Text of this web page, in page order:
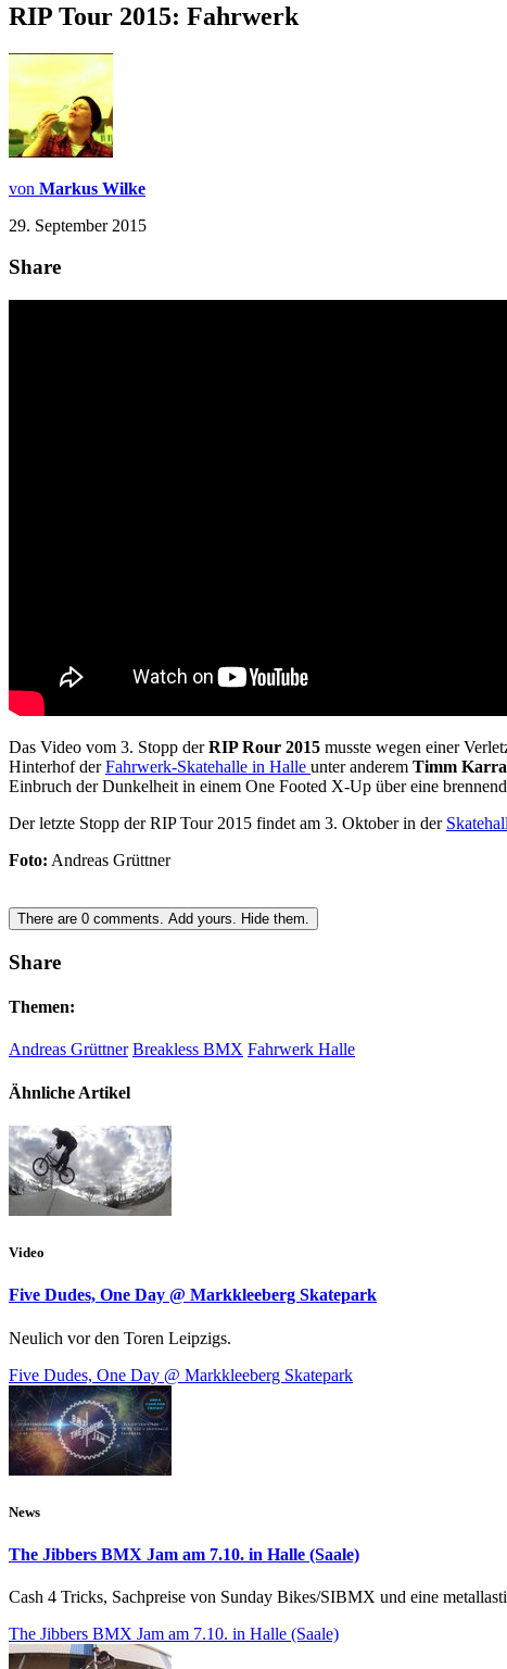
RIP Tour 2015: Fahrwerk
von Markus Wilke
29. September 2015
Share
Das Video vom 3. Stopp derRIP Rour 2015 musste wegen einer
Hinterhof derFahrwerk-Skatehalle in Halle unter anderem Timm
Einbruch der Dunkelheit in einem One Footed X-Up über eine
Der letzte Stopp der RIP Tour 2015 findet am 3. Oktober in der
Foto: Andreas Grüttner
There are 0 comments. Add yours. Hide them.
Share
Themen:
Andreas Grüttner Breakless BMX Fahrwerk Halle
Ähnliche Artikel
Video
Five Dudes, One Day @ Markkleeberg Skatepark
Neulich vor den Toren Leipzigs.
Five Dudes, One Day @ Markkleeberg Skatepark
News
The Jibbers BMX Jam am 7.10. in Halle (Saale)
Cash 4 Tricks, Sachpreise von Sunday Bikes/SIBMX und eine
The Jibbers BMX Jam am 7.10. in Halle (Saale)